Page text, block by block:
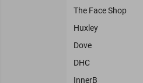
The Face Shop
Huxley
Dove
DHC
InnerB